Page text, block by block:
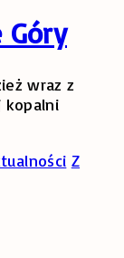
Góry
wraz z
kopalni
Z